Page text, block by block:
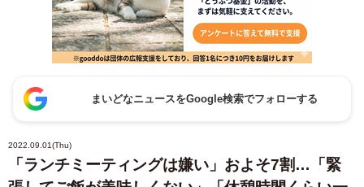
まいどなニュースをGoogle検索でフォローする
2022.09.01(Thu)
「ランチミーティングは嫌い」およそ7割…「緊